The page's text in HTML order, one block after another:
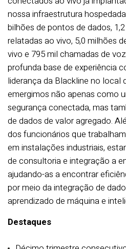
nossa infraestrutura
bilhões de pontos de dados,
relatadas ao vivo, 5,0 milhões
vivo e 795 mil chamadas de
profunda base de experiência
liderança da Blackline no
emergimos não apenas como
segurança conectada, mas
de dados de valor agregado.
dos funcionários que
em instalações industriais,
de consultoria e integração a
ajudando-as a encontrar
por meio da integração de
aprendizado de máquina e
Destaques